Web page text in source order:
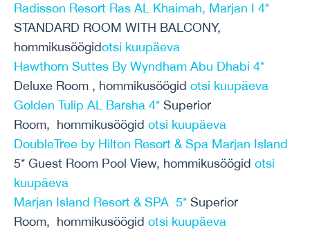
Radisson Resort Ras AL Khaimah, Marjan I 4*
STANDARD ROOM WITH BALCONY,
hommikusöögidotsi kuupäeva
Hawthorn Suttes By Wyndham Abu Dhabi 4*
Deluxe Room , hommikusöögid otsi kuupäeva
Golden Tulip AL Barsha 4* Superior
Room, hommikusöögid otsi kuupäeva
DoubleTree by Hilton Resort & Spa Marjan Island
5* Guest Room Pool View, hommikusöögid otsi
kuupäeva
Marjan Island Resort & SPA 5* Superior
Room, hommikusöögid otsi kuupäeva